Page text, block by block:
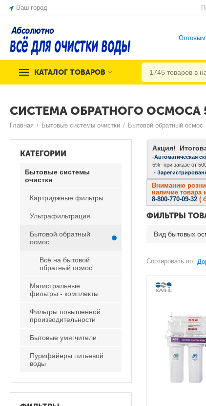
Ваш город
Оптовым
КАТАЛОГ ТОВАРОВ
СИСТЕМА ОБРАТНОГО ОСМОСА
Главная / Бытовые системы очистки / Бытовой обратный осмос
КАТЕГОРИИ
Бытовые системы
очистки
Картриджные фильтры
Ультрафильтрация
Бытовой обратный
осмос
Всё на бытовой
обратный осмос
Магистральные
фильтры - комплекты
Фильтры повышенной
производительности
Бытовые умягчители
Пурифайеры питьевой
воды
Акция!
-Автоматическая
5%- при заказе от
-
Вниманию
наличие товара
8-800-770-09-32 (
ФИЛЬТРЫ
Вид бытовых
Сортировать по: